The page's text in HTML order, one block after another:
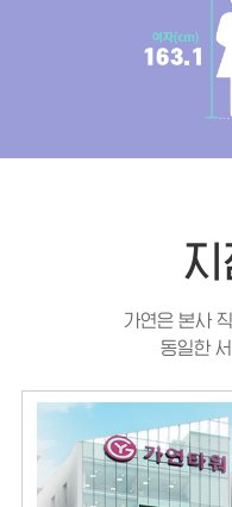
지
가연은 본사
동일한